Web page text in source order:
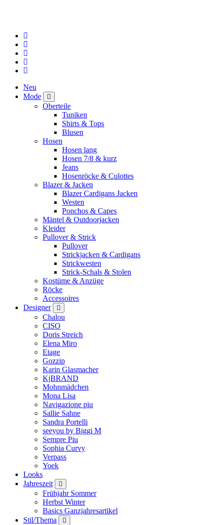
Neu
Mode
Oberteile
Tuniken
Shirts & Tops
Blusen
Hosen
Hosen lang
Hosen 7/8 & kurz
Jeans
Hosenröcke & Culottes
Blazer & Jacken
Blazer Cardigans Jacken
Westen
Ponchos & Capes
Mäntel & Outdoorjacken
Kleider
Pullover & Strick
Pullover
Strickjacken & Cardigans
Strickwesten
Strick-Schals & Stolen
Kostüme & Anzüge
Röcke
Accessoires
Designer
Chalou
CISO
Doris Streich
Elena Miro
Etage
Gozzip
Karin Glasmacher
KjBRAND
Mohnmädchen
Mona Lisa
Navigazione piu
Sallie Sahne
Sandra Portelli
seeyou by Biggi M
Sempre Piu
Sophia Curvy
Verpass
Yoek
Looks
Jahreszeit
Frühjahr Sommer
Herbst Winter
Basics Ganzjahresartikel
Stil/Thema